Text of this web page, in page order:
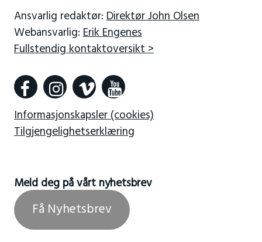
Ansvarlig redaktør: Direktør John Olsen
Webansvarlig: Erik Engenes
Fullstendig kontaktoversikt >
Informasjonskapsler (cookies)
Tilgjengelighetserklæring
Meld deg på vårt nyhetsbrev
Få Nyhetsbrev